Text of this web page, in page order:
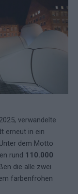
verwandelte
erneut in ein
dem Motto
rund 110.000
die alle zwei
farbenfrohen